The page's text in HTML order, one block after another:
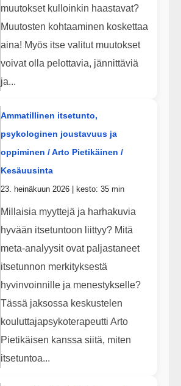
muutokset kulloinkin haastavat?
Muutosten kohtaaminen koskettaa
aina! Myös itse valitut muutokset
voivat olla pelottavia, jännittäviä
ja...
Ammatillinen itsetunto,
psykologinen joustavuus ja
oppiminen / Arto Pietikäinen /
Kesäuusinta
23. heinäkuun 2026 | kesto: 35 min
Millaisia myyttejä ja harhakuvia
hyvään itsetuntoon liittyy? Mitä
meta-analyysit ovat paljastaneet
itsetunnon merkityksestä
hyvinvoinnille ja menestykselle?
Tässä jaksossa keskustelen
kouluttajapsykoterapeutti Arto
Pietikäisen kanssa siitä, miten
itsetuntoa...